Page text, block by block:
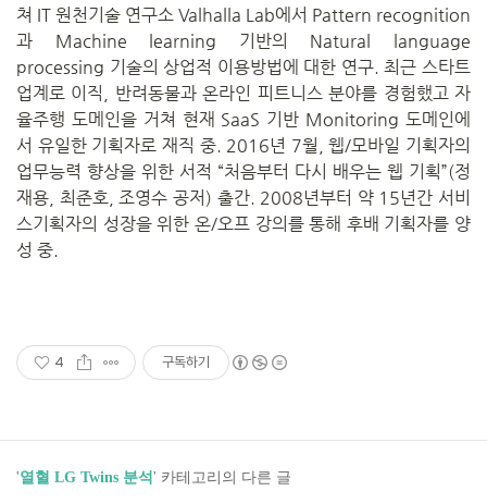
쳐 IT 원천기술 연구소 Valhalla Lab에서 Pattern recognition
과 Machine learning 기반의 Natural language
processing 기술의 상업적 이용방법에 대한 연구. 최근 스타트
업계로 이직, 반려동물과 온라인 피트니스 분야를 경험했고 자
율주행 도메인을 거쳐 현재 SaaS 기반 Monitoring 도메인에
서 유일한 기획자로 재직 중. 2016년 7월, 웹/모바일 기획자의
업무능력 향상을 위한 서적 “처음부터 다시 배우는 웹 기획”(정
재용, 최준호, 조영수 공저) 출간. 2008년부터 약 15년간 서비
스기획자의 성장을 위한 온/오프 강의를 통해 후배 기획자를 양
성 중.
4 구독하기
'열혈 LG Twins 분석 ' 카테고리의 다른 글